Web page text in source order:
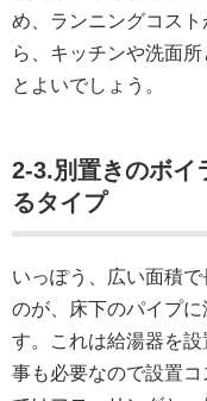
め、ランニングコス
ら、キッチンや洗面
とよいでしょう。
2-3.別置きのボイ
るタイプ
いっぽう、広い面積
のが、床下のパイプ
す。これは給湯器を
事も必要なので設置